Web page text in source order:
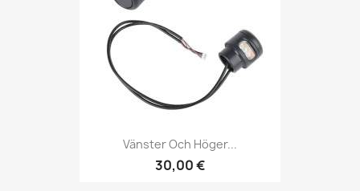
Vänster Och Höger...
30,00 €